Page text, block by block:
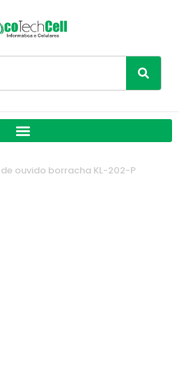
ouvido borracha KL-202-P